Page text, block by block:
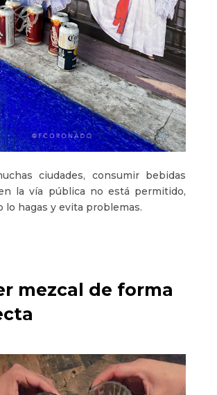
ciudades, consumir bebidas
la vía pública no está permitido,
lo hagas y evita problemas.
mezcal de forma